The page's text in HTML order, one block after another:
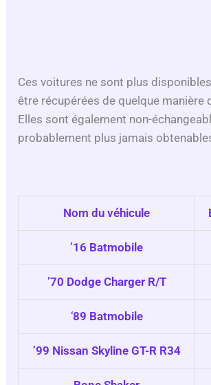
Ces voitures ne sont plus
être récupérées de quelque manière
Elles sont également non-
probablement plus jamais
Nom du véhicule
’16 Batmobile
’70 Dodge Charger R/T
‘89 Batmobile
’99 Nissan Skyline GT-R R34